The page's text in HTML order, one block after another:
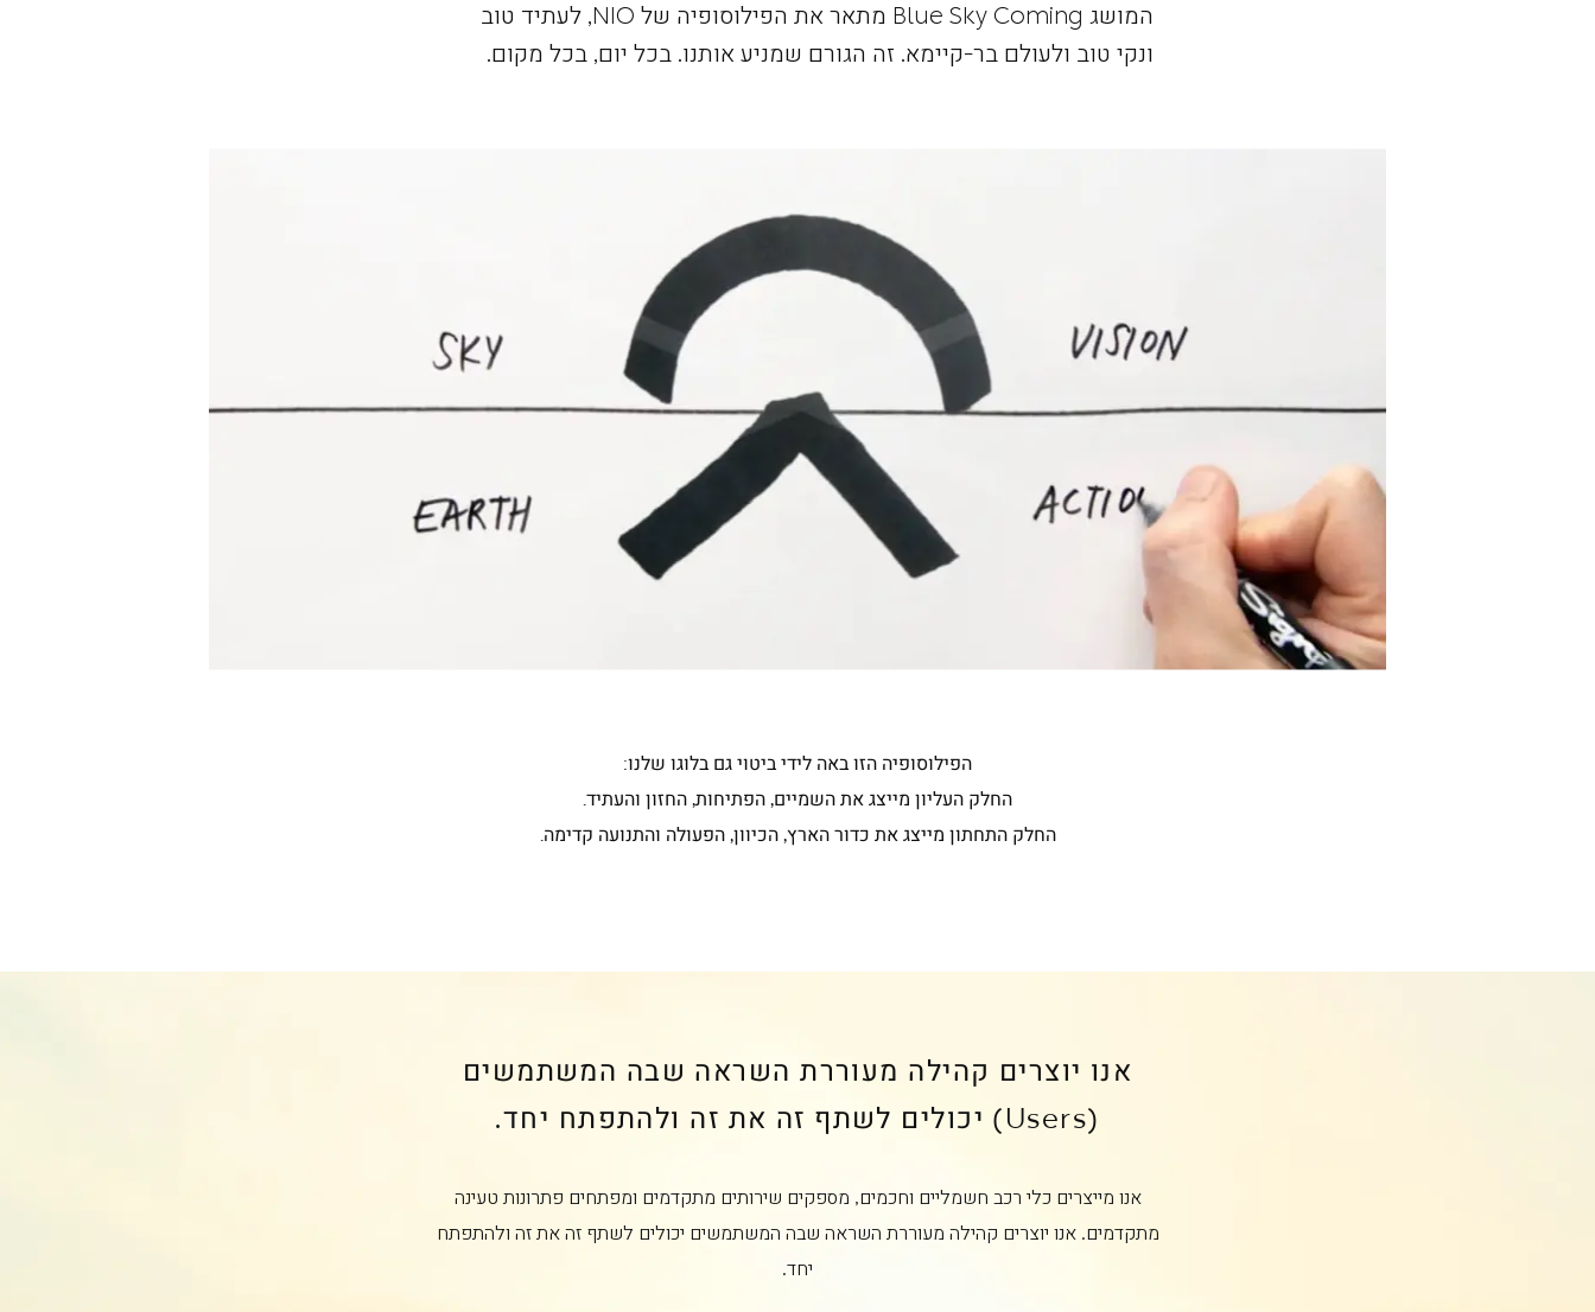
המושג Blue Sky Coming מתאר את הפילוסופיה של NIO, לעתיד טוב
ונקי טוב ולעולם בר-קיימא. זה הגורם שמניע אותנו. בכל יום, בכל מקום.
הפילוסופיה הזו באה לידי ביטוי גם בלוגו שלנו:
החלק העליון מייצג את השמיים, הפתיחות, החזון והעתיד.
החלק התחתון מייצג את כדור הארץ, הכיוון, הפעולה והתנועה קדימה.
אנו יוצרים קהילה מעוררת השראה שבה המשתמשים
(Users) יכולים לשתף זה את זה ולהתפתח יחד.
אנו מייצרים כלי רכב חשמליים וחכמים, מספקים שירותים מתקדמים ומפתחים פתרונות טעינה
מתקדמים. אנו יוצרים קהילה מעוררת השראה שבה המשתמשים יכולים לשתף זה את זה ולהתפתח
יחד.